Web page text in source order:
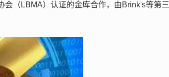
（LBMA）认证的金库合作，由Brink's等第三